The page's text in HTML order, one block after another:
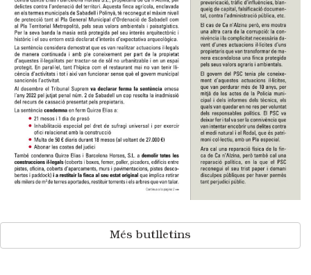
Més butlletins